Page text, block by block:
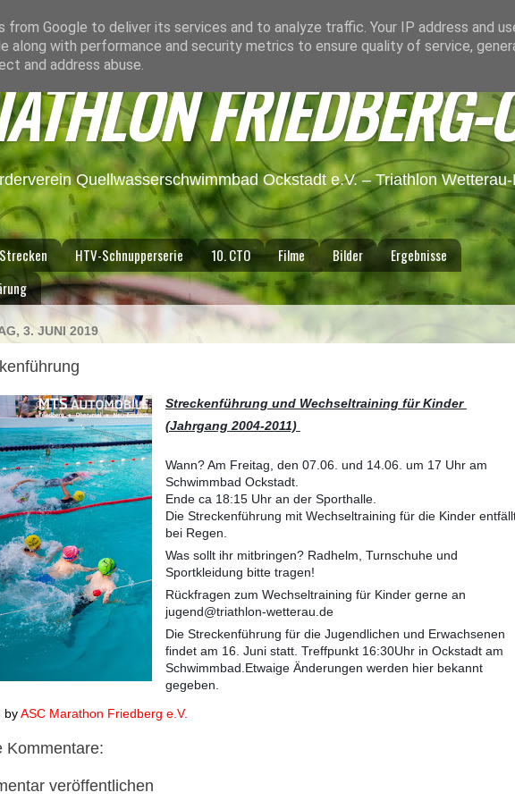
FRIEDBERG-
Quellwasserschwimmbad Ockstadt e.V. – Triathlon
Strecken HTV-Schnupperserie 10. CTO Filme Bilder
Ergebnisse
3. JUNI 2019
Streckenführung und Wechseltraining für Kinder
(Jahrgang 2004-2011)
Wann? Am Freitag, den 07.06. und 14.06. um 17 Uhr am
Schwimmbad Ockstadt.
Ende ca 18:15 Uhr an der Sporthalle.
Die Streckenführung mit Wechseltraining für die Kinder
bei Regen.
Was sollt ihr mitbringen? Radhelm, Turnschuhe und
Sportkleidung bitte tragen!
Rückfragen zum Wechseltraining für Kinder gerne an
jugend@triathlon-wetterau.de
Die Streckenführung für die Jugendlichen und Erwachsenen
findet am 16. Juni statt. Treffpunkt 16:30Uhr in Ockstadt am
Schwimmbad.Etwaige Änderungen werden hier bekannt
gegeben.
byASC Marathon Friedberg e.V.
Kommentare:
veröffentlichen
from Google to deliver its services and to analyze traffic. Your IP address and
along with performance and security metrics to ensure quality of service,
and address abuse.